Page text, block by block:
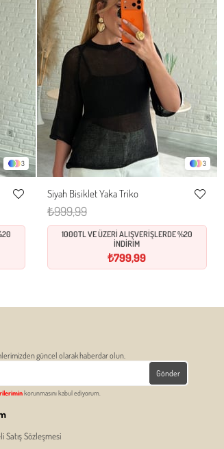
3
Favorilere
3
Standart
Siyah Bisiklet Yaka Triko
₺999,99
1000TL VE ÜZERİ ALIŞVERİŞLERDE %20
İNDİRİM
₺799,99
güncel olarak haberdar olun.
Gönder
korunmasını kabul ediyorum.
Satış Sözleşmesi